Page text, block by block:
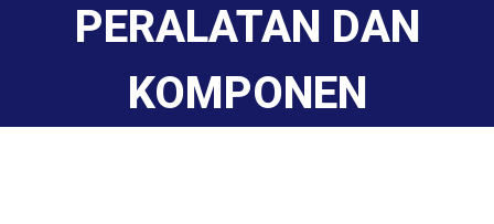
PERALATAN DAN
KOMPONEN